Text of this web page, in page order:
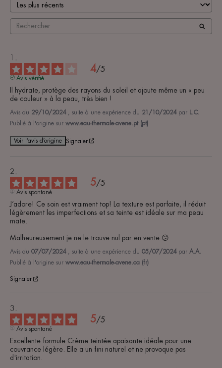
4/5
Avis vérifié
Il hydrate, protège des rayons du soleil et ajoute même un « peu
de couleur » à la peau, très bien !
Avis du 29/10/2024 , suite à une expérience du 21/10/2024 par L.C.
Publié à l'origine sur www.eau-thermale-avene.pt (pt)
Voir l’avis d’origine Signaler
5/5
Avis spontané
J’adore! Ce soin est vraiment top! La texture est parfaite, il réduit
légèrement les imperfections et sa teinte est idéale sur ma peau
mate.
Malheureusement je ne le trouve nul par en vente 😕
Avis du 07/07/2024 , suite à une expérience du 05/07/2024 par A.A.
Publié à l'origine sur www.eau-thermale-avene.ca (fr)
Signaler
5/5
Avis spontané
Excellente formule Crème teintée apaisante idéale pour une
couvrance légère. Elle a un fini naturel et ne provoque pas
d'irritation.